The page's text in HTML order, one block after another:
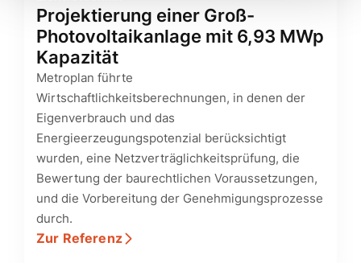
Projektierung einer Groß-
Photovoltaikanlage mit 6,93 MWp
Kapazität
Metroplan führte
Wirtschaftlichkeitsberechnungen, in denen der
Eigenverbrauch und das
Energieerzeugungspotenzial berücksichtigt
wurden, eine Netzverträglichkeitsprüfung, die
Bewertung der baurechtlichen Voraussetzungen,
und die Vorbereitung der Genehmigungsprozesse
durch.
Zur Referenz